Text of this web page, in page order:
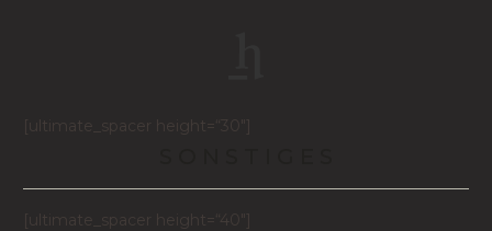
[ultimate_spacer height=“30″]
[ultimate_spacer height=“40″]